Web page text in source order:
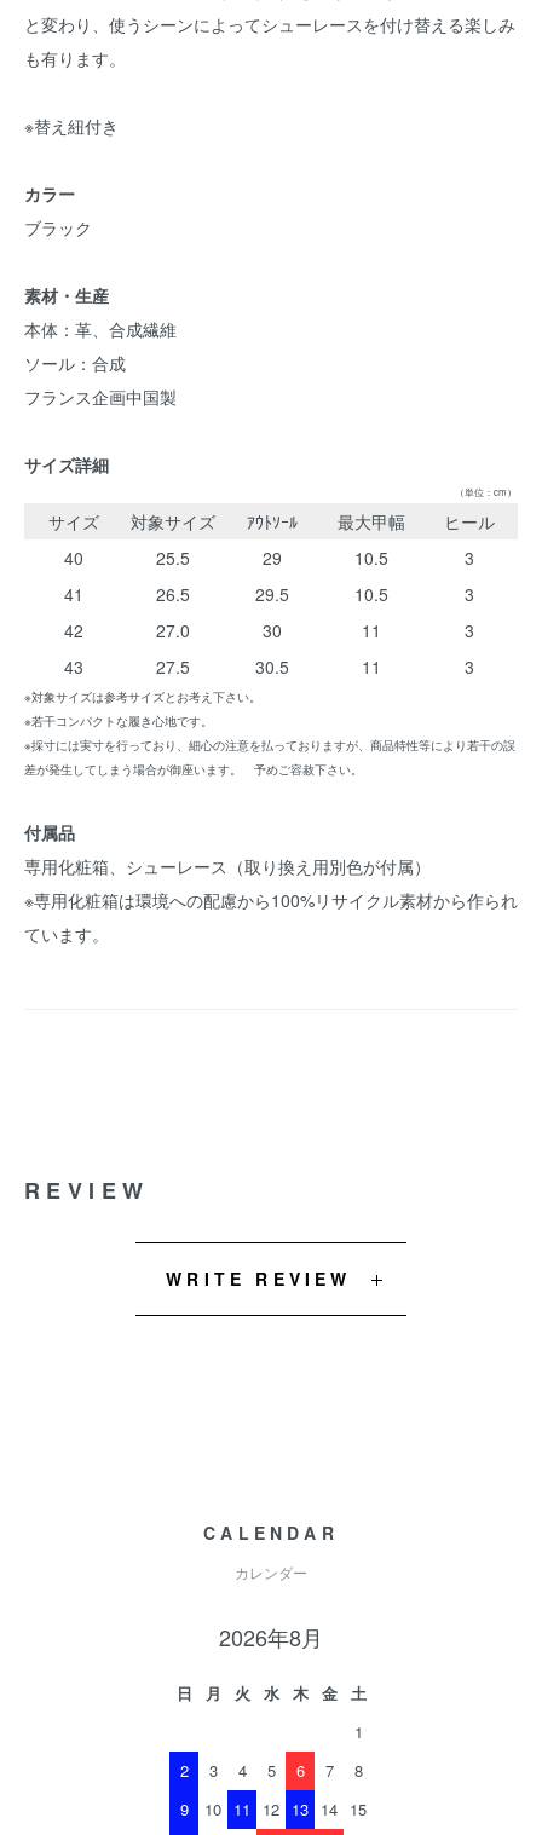
と変わり、使うシーンによってシューレースを付け替える楽しみ
も有ります。
※替え紐付き
カラー
ブラック
素材・生産
本体：革、合成繊維
ソール：合成
フランス企画中国製
サイズ詳細
（単位：cm）
サイズ 対象サイズ ｱｳﾄｿｰﾙ 最大甲幅
ヒール
40
25.5 29 10.5
3
41
26.5 29.5 10.5
3
42
27.0 30 11
3
43
27.5 30.5 11 3
※対象サイズは参考サイズとお考え下さい。
※若干コンパクトな履き心地です。
※採寸には実寸を行っており、細心の注意を払っておりますが、商品特性等により若干の誤
差が発生してしまう場合が御座います。 予めご容赦下さい。
付属品
専用化粧箱、シューレース（取り換え用別色が付属）
※専用化粧箱は環境への配慮から100%リサイクル素材から作られ
ています。
REVIEW
WRITE REVIEW
CALENDAR
カレンダー
2026年8月
日 月 火 水 木 金
土
1
2
3 4 5 6 7
8
9
10 11 12 13 14 15